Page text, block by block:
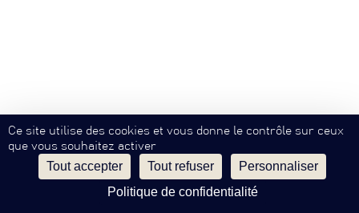
Ce site utilise des cookies et vous donne le contrôle sur ceux
que vous souhaitez activer
Tout accepter Tout refuser
Personnaliser
Politique de confidentialité